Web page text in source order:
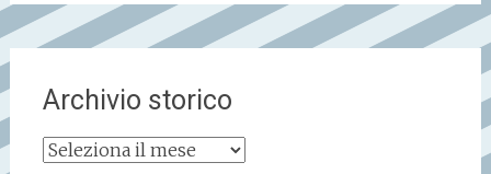
Archivio storico
Archivio